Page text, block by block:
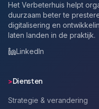
Het Verbeterhuis helpt
duurzaam beter te
digitalisering en
laten landen in de praktijk.
LinkedIn
>Diensten
Strategie & verandering